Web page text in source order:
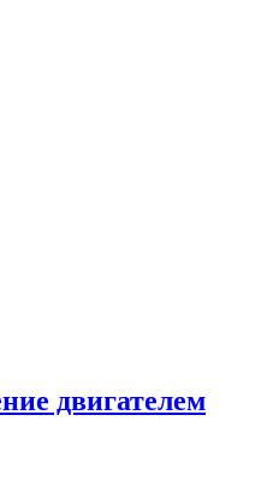
двигателем